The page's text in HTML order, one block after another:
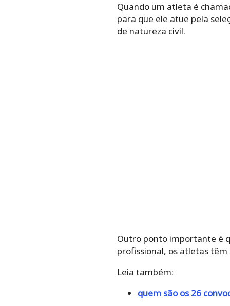
Quando um atleta é
para que ele atue pela
de natureza civil.
Outro ponto importante é
profissional, os atletas têm
Leia também:
quem são os 26